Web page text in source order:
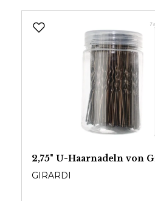
2,75" U-Haarnadeln von
GIRARDI